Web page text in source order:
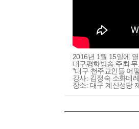
2016년 1월 15일에
대구평화방송 주최
"대구 천주교인들 어
강사: 김정숙 소화데
장소: 대구 계산성당